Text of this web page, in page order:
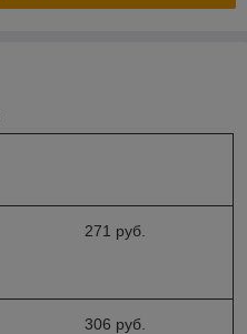
271 руб.
306 руб.